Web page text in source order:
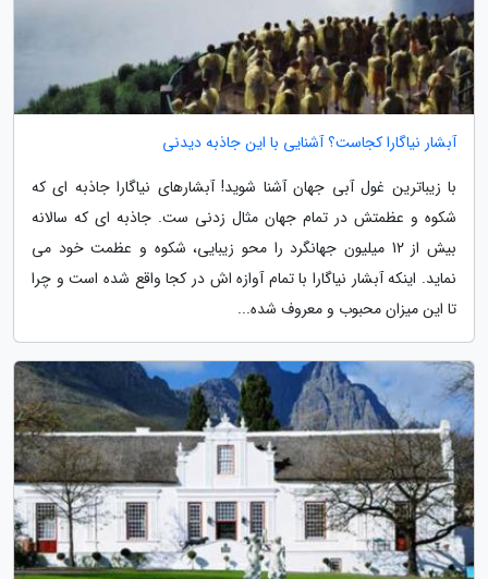
آبشار نیاگارا کجاست؟ آشنایی با این جاذبه دیدنی
با زیباترین غول آبی جهان آشنا شوید! آبشارهای نیاگارا جاذبه ای که
شکوه و عظمتش در تمام جهان مثال زدنی ست. جاذبه ای که سالانه
بیش از 12 میلیون جهانگرد را محو زیبایی، شکوه و عظمت خود می
نماید. اینکه آبشار نیاگارا با تمام آوازه اش در کجا واقع شده است و چرا
تا این میزان محبوب و معروف شده...